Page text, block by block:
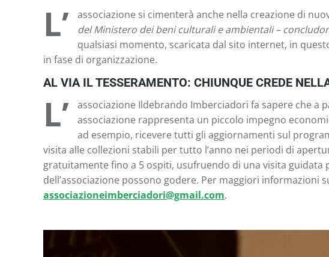
L’ associazione si cimenterà anche nella creazione di
del Ministero dei beni culturali e ambientali –
qualsiasi momento, scaricata dal sito internet, in
in fase di organizzazione.
AL VIA IL TESSERAMENTO: CHIUNQUE CREDE
L’
associazione Ildebrando Imberciadori fa sapere che a
associazione rappresenta un piccolo impegno
ad esempio, ricevere tutti gli aggiornamenti sul
visita alle collezioni stabili per tutto l’anno nei periodi di
gratuitamente fino a 5 ospiti, usufruendo di una visita
dell’associazione possono godere. Per maggiori informazioni
associazioneimberciadori@gmail.com.